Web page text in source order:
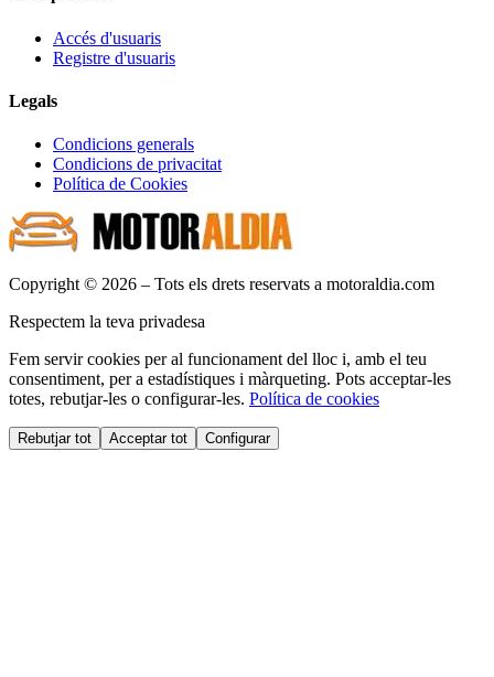
Accés d'usuaris
Registre d'usuaris
Legals
Condicions generals
Condicions de privacitat
Política de Cookies
Copyright © 2026 – Tots els drets reservats a motoraldia.com
Respectem la teva privadesa
Fem servir cookies per al funcionament del lloc i, amb el teu
consentiment, per a estadístiques i màrqueting. Pots acceptar-les
totes, rebutjar-les o configurar-les. Política de cookies
Rebutjar tot Acceptar tot Configurar